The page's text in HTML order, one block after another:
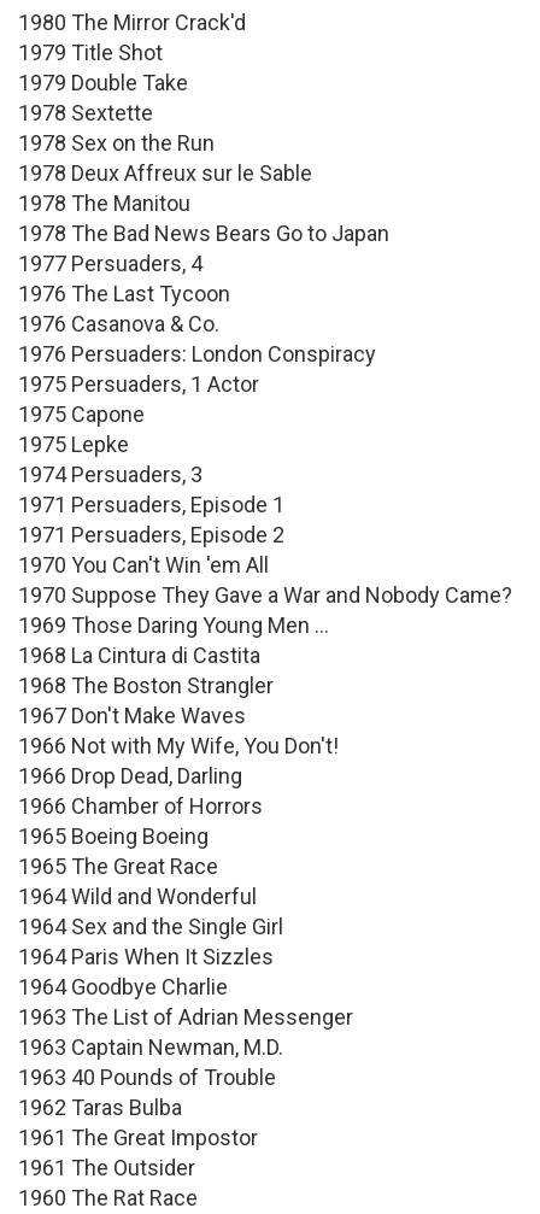
1980 The Mirror Crack'd
1979 Title Shot
1979 Double Take
1978 Sextette
1978 Sex on the Run
1978 Deux Affreux sur le Sable
1978 The Manitou
1978 The Bad News Bears Go to Japan
1977 Persuaders, 4
1976 The Last Tycoon
1976 Casanova & Co.
1976 Persuaders: London Conspiracy
1975 Persuaders, 1 Actor
1975 Capone
1975 Lepke
1974 Persuaders, 3
1971 Persuaders, Episode 1
1971 Persuaders, Episode 2
1970 You Can't Win 'em All
1970 Suppose They Gave a War and Nobody Came?
1969 Those Daring Young Men ...
1968 La Cintura di Castita
1968 The Boston Strangler
1967 Don't Make Waves
1966 Not with My Wife, You Don't!
1966 Drop Dead, Darling
1966 Chamber of Horrors
1965 Boeing Boeing
1965 The Great Race
1964 Wild and Wonderful
1964 Sex and the Single Girl
1964 Paris When It Sizzles
1964 Goodbye Charlie
1963 The List of Adrian Messenger
1963 Captain Newman, M.D.
1963 40 Pounds of Trouble
1962 Taras Bulba
1961 The Great Impostor
1961 The Outsider
1960 The Rat Race